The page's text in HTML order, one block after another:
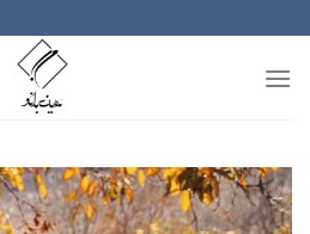
به
محتوا